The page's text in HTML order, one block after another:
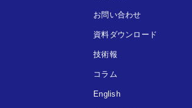
お問い合わせ
資料ダウンロード
技術報
コラム
English